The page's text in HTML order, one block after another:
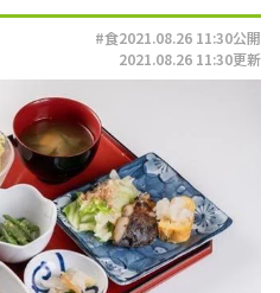
#食2021.08.26 11:30公開
2021.08.26 11:30更新